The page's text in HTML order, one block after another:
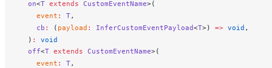
on<T extends CustomEventName>(
event : T,
cb : ( payload : InferCustomEventPayload<T>) => void ,
  )
:
void
off<T extends CustomEventName>(
event : T,